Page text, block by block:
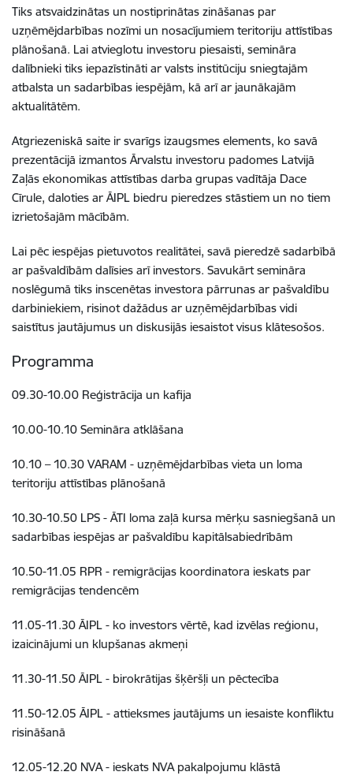
Tiks atsvaidzinātas un nostiprinātas zināšanas par
uzņēmējdarbības nozīmi un nosacījumiem teritoriju attīstības
plānošanā. Lai atvieglotu investoru piesaisti, semināra
dalībnieki tiks iepazīstināti ar valsts institūciju sniegtajām
atbalsta un sadarbības iespējām, kā arī ar jaunākajām
aktualitātēm.
Atgriezeniskā saite ir svarīgs izaugsmes elements, ko savā
prezentācijā izmantos Ārvalstu investoru padomes Latvijā
Zaļās ekonomikas attīstības darba grupas vadītāja Dace
Cīrule, daloties ar ĀIPL biedru pieredzes stāstiem un no tiem
izrietošajām mācībām.
Lai pēc iespējas pietuvotos realitātei, savā pieredzē sadarbībā
ar pašvaldībām dalīsies arī investors. Savukārt semināra
noslēgumā tiks inscenētas investora pārrunas ar pašvaldību
darbiniekiem, risinot dažādus ar uzņēmējdarbības vidi
saistītus jautājumus un diskusijās iesaistot visus klātesošos.
Programma
09.30-10.00 Reģistrācija un kafija
10.00-10.10 Semināra atklāšana
10.10 – 10.30 VARAM - uzņēmējdarbības vieta un loma
teritoriju attīstības plānošanā
10.30-10.50 LPS - ĀTI loma zaļā kursa mērķu sasniegšanā un
sadarbības iespējas ar pašvaldību kapitālsabiedrībām
10.50-11.05 RPR - remigrācijas koordinatora ieskats par
remigrācijas tendencēm
11.05-11.30 ĀIPL - ko investors vērtē, kad izvēlas reģionu,
izaicinājumi un klupšanas akmeņi
11.30-11.50 ĀIPL - birokrātijas šķēršļi un pēctecība
11.50-12.05 ĀIPL - attieksmes jautājums un iesaiste konfliktu
risināšanā
12.05-12.20 NVA - ieskats NVA pakalpojumu klāstā